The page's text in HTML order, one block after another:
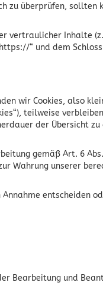
überprüfen, sollten
vertraulicher Inhalte
“ und dem
wir Cookies, also
teilweise
der Übersicht
gemäß Art. 6
Wahrung unserer
entscheiden
Bearbeitung und